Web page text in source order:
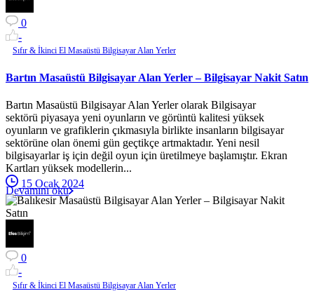
0
-
Sıfır & İkinci El Masaüstü Bilgisayar Alan Yerler
Bartın Masaüstü Bilgisayar Alan Yerler – Bilgisayar Nakit Satın
Bartın Masaüstü Bilgisayar Alan Yerler olarak Bilgisayar
sektörü piyasaya yeni oyunların ve görüntü kalitesi yüksek
oyunların ve grafiklerin çıkmasıyla birlikte insanların bilgisayar
sektörüne olan önemi gün geçtikçe artmaktadır. Yeni nesil
bilgisayarlar iş için değil oyun için üretilmeye başlamıştır. Ekran
Kartları yüksek modellerin...
15 Ocak 2024
Devamını oku
0
-
Sıfır & İkinci El Masaüstü Bilgisayar Alan Yerler